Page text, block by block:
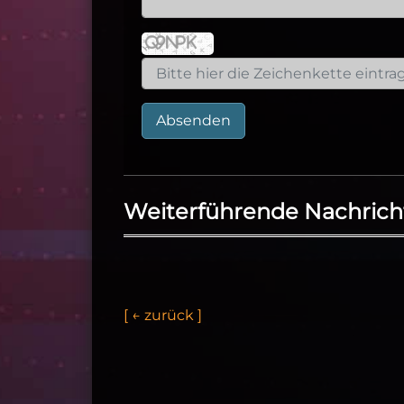
Absenden
Weiterführende
[ ← z urück ]